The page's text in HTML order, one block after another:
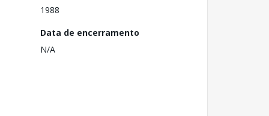
1988
Data de encerramento
N/A